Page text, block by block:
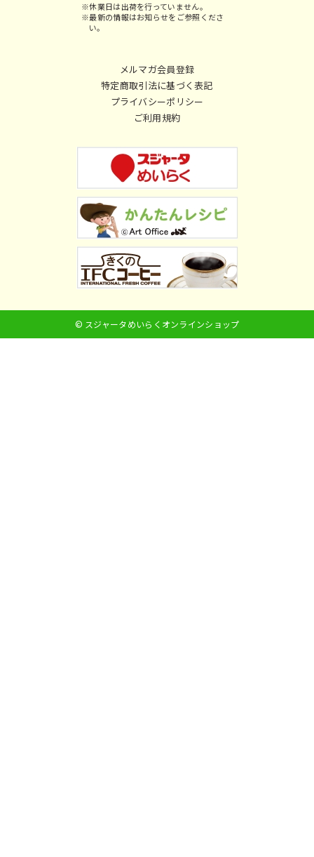
メルマガ会員登録
特定商取引法に基づく表記
プライバシーポリシー
ご利用規約
※休業日は出荷を行っていません。
※最新の情報はお知らせをご参照くださ
い。
© スジャータめいらくオンラインショップ